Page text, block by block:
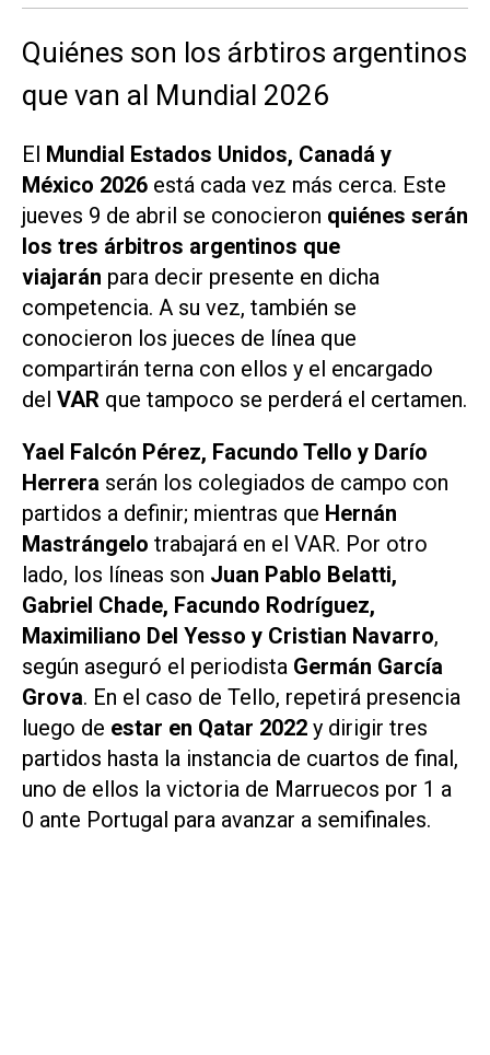
Quiénes son los árbtiros argentinos
que van al Mundial 2026
El Mundial Estados Unidos, Canadá y
México 2026 está cada vez más cerca. Este
jueves 9 de abril se conocieron quiénes serán
los tres árbitros argentinos que
viajarán para decir presente en dicha
competencia. A su vez, también se
conocieron los jueces de línea que
compartirán terna con ellos y el encargado
del VAR que tampoco se perderá el certamen.
Yael Falcón Pérez, Facundo Tello y Darío
Herrera serán los colegiados de campo con
partidos a definir; mientras que Hernán
Mastrángelo trabajará en el VAR. Por otro
lado, los líneas son Juan Pablo Belatti,
Gabriel Chade, Facundo Rodríguez,
Maximiliano Del Yesso y Cristian Navarro,
según aseguró el periodista Germán García
Grova. En el caso de Tello, repetirá presencia
luego de estar en Qatar 2022 y dirigir tres
partidos hasta la instancia de cuartos de final,
uno de ellos la victoria de Marruecos por 1 a
0 ante Portugal para avanzar a semifinales.